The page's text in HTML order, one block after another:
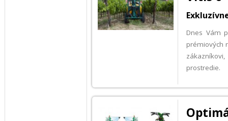
Dnes Vám
prémiových
prostredie.